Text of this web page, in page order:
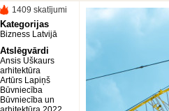
1409 skatījumi
Kategorijas
Bizness Latvijā
Atslēgvārdi
Ansis Uškaurs
arhitektūra
Artūrs Lapiņš
Būvniecība
Būvniecība un